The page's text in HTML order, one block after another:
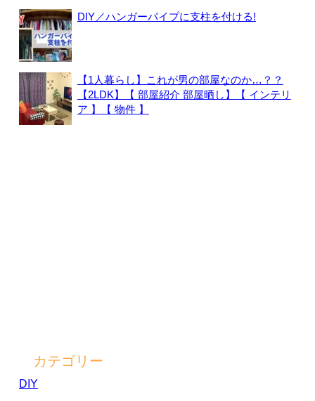
DIY／ハンガーパイプに支柱を付ける!
【1人暮らし】これが男の部屋なのか…？？
【2LDK】【 部屋紹介 部屋晒し】【 インテリ
ア 】【 物件 】
カテゴリー
DIY